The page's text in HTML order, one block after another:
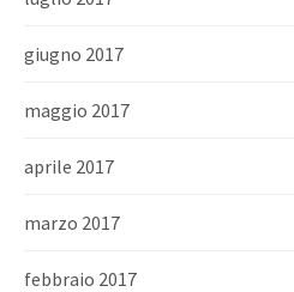
giugno 2017
maggio 2017
aprile 2017
marzo 2017
febbraio 2017